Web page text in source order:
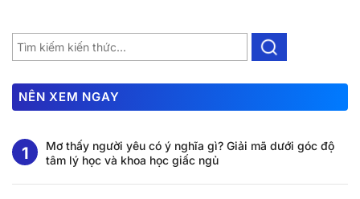
NÊN XEM NGAY
Mơ thấy người yêu có ý nghĩa gì? Giải mã dưới góc độ
tâm lý học và khoa học giấc ngủ